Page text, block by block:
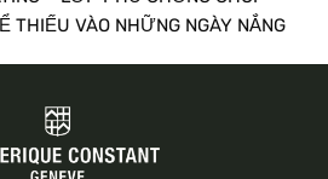
THIẾU VÀO NHỮNG NGÀY NẮNG